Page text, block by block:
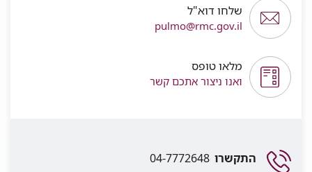
שלחו דוא"ל
pulmo@rmc.gov.il
מלאו טופס
ואנו ניצור אתכם קשר
התקשרו 04-7772648